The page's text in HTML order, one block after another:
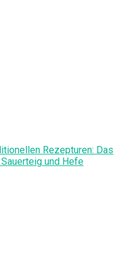
Rezepturen: Das
und Hefe